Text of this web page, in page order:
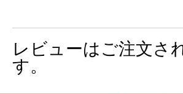
レビューはご注文さ
す。